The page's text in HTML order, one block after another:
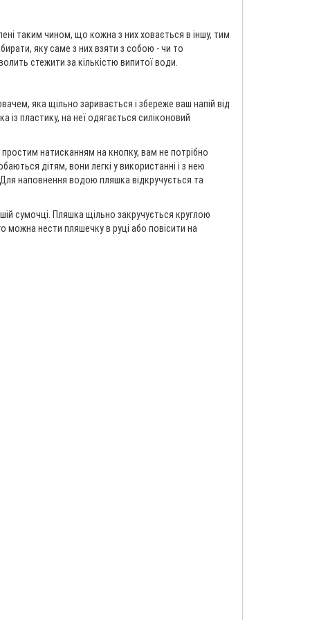
таким чином, що кожна з них ховається в іншу, тим
яку саме з них взяти з собою - чи то
стежити за кількістю випитої води.
яка щільно заривається і збереже ваш напій від
пластику, на неї одягається силіконовий
натисканням на кнопку, вам не потрібно
дітям, вони легкі у використанні і з нею
наповнення водою пляшка відкручується та
сумочці. Пляшка щільно закручується круглою
можна нести пляшечку в руці або повісити на